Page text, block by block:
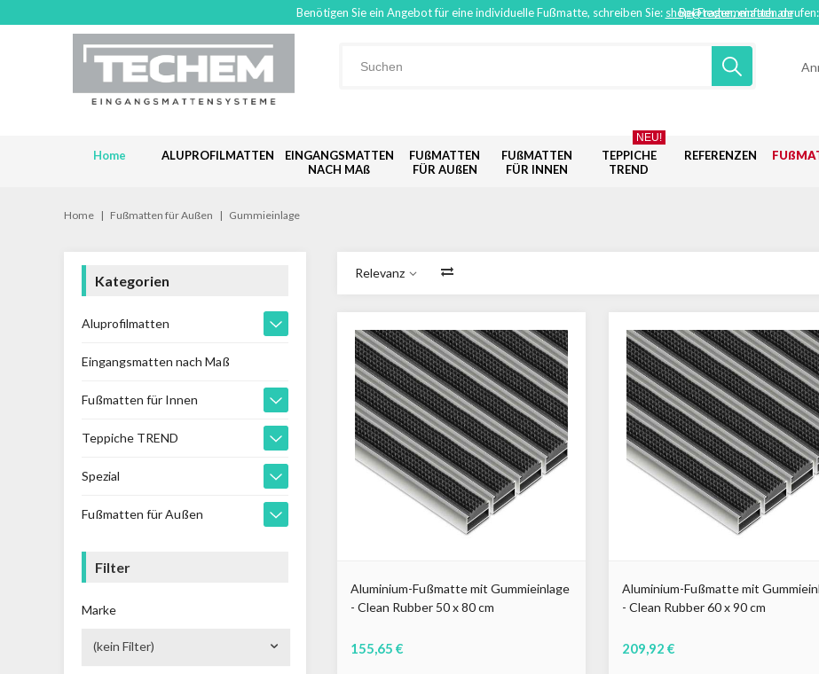
Benötigen Sie ein Angebot für eine individuelle Fußmatte, schreiben Sie: shop@techemmatten.de
Bei Fragen, einfach anrufen:
Home ALUPROFILMATTEN
EINGANGSMATTEN
NACH MAß
FUßMATTEN
FÜR AUßEN
FUßMATTEN
FÜR INNEN
TEPPICHE
TREND
NEU!
REFERENZEN
Home | Fußmatten für Außen | Gummieinlage
Kategorien
Aluprofilmatten
Eingangsmatten nach Maß
Fußmatten für Innen
Teppiche TREND
Spezial
Fußmatten für Außen
Filter
Marke
(kein Filter)
Relevanz
Aluminium-Fußmatte mit Gummieinlage
- Clean Rubber 50 x 80 cm
155,65 €
Aluminium-Fußmatte mit
- Clean Rubber 60 x 90 cm
209,92 €